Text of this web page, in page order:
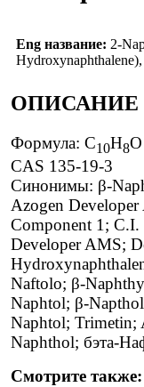
Eng название: 2-
Hydroxynaphthalene),
ОПИСАНИЕ
Формула: C10H8O
CAS 135-19-3
Синонимы: β-
Azogen
Component 1;
Developer AMS;
Naftolo; β-
Naphtol; β-
Naphtol; Trimetin;
Naphthol; бэта-
Смотрите также: